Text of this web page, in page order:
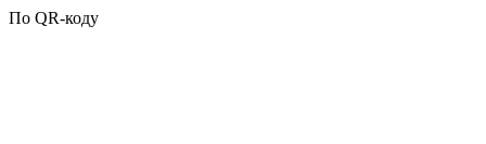
По QR-коду